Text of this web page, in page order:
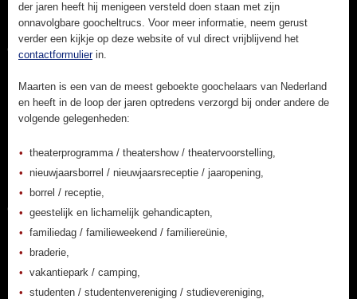
der jaren heeft hij menigeen versteld doen staan met zijn
onnavolgbare goocheltrucs. Voor meer informatie, neem gerust
verder een kijkje op deze website of vul direct vrijblijvend het
contactformulierin.
Maarten is een van de meest geboekte goochelaars van Nederland
en heeft in de loop der jaren optredens verzorgd bij onder andere de
volgende gelegenheden:
theaterprogramma / theatershow / theatervoorstelling,
nieuwjaarsborrel / nieuwjaarsreceptie / jaaropening,
borrel / receptie,
geestelijk en lichamelijk gehandicapten,
familiedag / familieweekend / familiereünie,
braderie,
vakantiepark / camping,
studenten / studentenvereniging / studievereniging,